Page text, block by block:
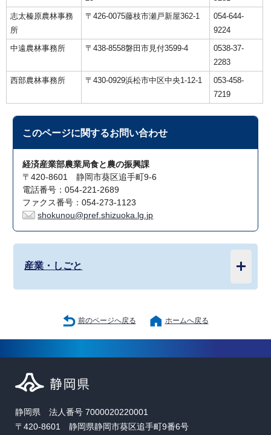
志太榛原農林事務
所
〒426-0075藤枝市瀬戸新屋362-1
054-644-
9224
中遠農林事務所
〒438-8558磐田市見付3599-4
0538-37-
2283
西部農林事務所
〒430-0929浜松市中区中央1-12-1
053-458-
7219
このページに関するお問い合わせ
経済産業部農業局食と農の振興課
〒420-8601 静岡市葵区追手町9-6
電話番号：054-221-2689
ファクス番号：054-273-1123
shokunou@pref.shizuoka.lg.jp
産業・しごと
前のページへ戻る ホームへ戻る
静岡県 法人番号 7000020220001
〒420-8601 静岡県静岡市葵区追手町9番6号